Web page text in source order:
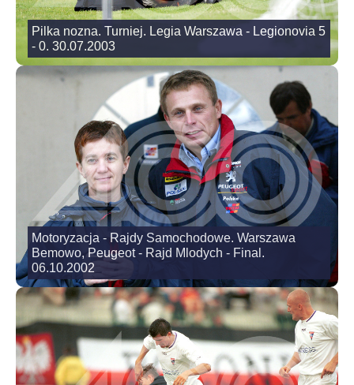
Pilka nozna. Turniej. Legia Warszawa - Legionovia 5
- 0. 30.07.2003
Motoryzacja - Rajdy Samochodowe. Warszawa
Bemowo, Peugeot - Rajd Mlodych - Final.
06.10.2002